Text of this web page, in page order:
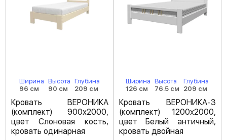
Ширина
96 см
Высота
90 см
Глубина
209 см
Кровать ВЕРОНИКА
(комплект) 900х2000,
цвет Слоновая кость,
кровать одинарная
Ширина
126 см
Высота
76.5 см
Глубина
209 см
Кровать ВЕРОНИКА-3
(комплект) 1200х2000,
цвет Белый античный,
кровать двойная